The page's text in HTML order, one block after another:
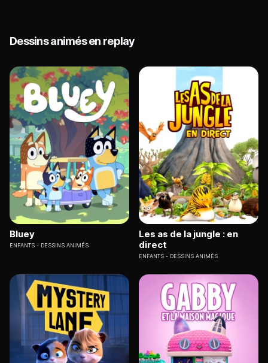
Dessins animés en replay
Bluey
ENFANTS DESSINS ANIMÉS
Les as de la jungle : en
direct
ENFANTS DESSINS ANIMÉS